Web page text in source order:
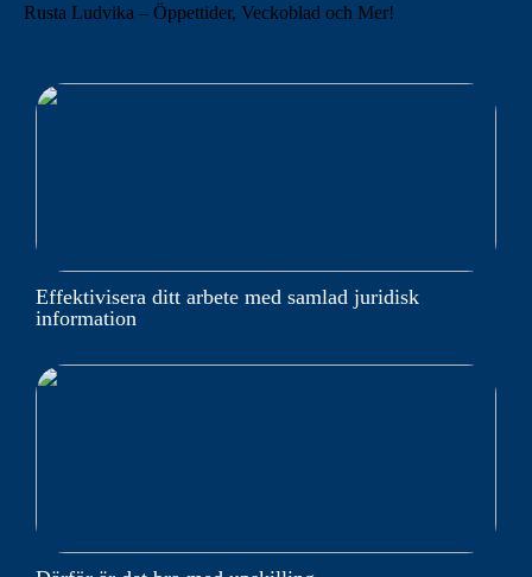
Rusta Ludvika – Öppettider, Veckoblad och Mer!
Effektivisera ditt arbete med samlad juridisk
information